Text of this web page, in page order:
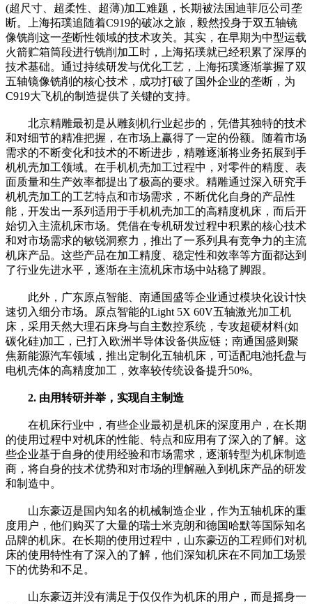
(超尺寸、超柔性、超薄)加工难题，长期被法国迪菲厄公司垄
断。上海拓璞追随着C919的破冰之旅，毅然投身于双五轴镜
像铣削这一垄断性领域的技术攻关。其实，在早期为中型运载
火箭贮箱筒段进行铣削加工时，上海拓璞就已经积累了深厚的
技术基础。通过持续研发与优化工艺，上海拓璞逐渐掌握了双
五轴镜像铣削的核心技术，成功打破了国外企业的垄断，为
C919大飞机的制造提供了关键的支持。
北京精雕最初是从雕刻机行业起步的，凭借其独特的技术
和对细节的精准把握，在市场上赢得了一定的份额。随着市场
需求的不断变化和技术的不断进步，精雕逐渐将业务拓展到手
机机壳加工领域。在手机机壳加工过程中，对零件的精度、表
面质量和生产效率都提出了极高的要求。精雕通过深入研究手
机机壳加工的工艺特点和市场需求，不断优化自身的产品性
能，开发出一系列适用于手机机壳加工的高精度机床，而后开
始切入主流机床市场。凭借在专机研发过程中积累的核心技术
和对市场需求的敏锐洞察力，推出了一系列具有竞争力的主流
机床产品。这些产品在加工精度、稳定性和效率等方面都达到
了行业先进水平，逐渐在主流机床市场中站稳了脚跟。
此外，广东原点智能、南通国盛等企业通过模块化设计快
速切入细分市场。原点智能的Light 5X 60V五轴激光加工机
床，采用天然大理石床身与自主数控系统，专攻超硬材料(如
碳化硅)加工，已打入欧洲半导体设备供应链；南通国盛则聚
焦新能源汽车领域，推出定制化五轴机床，可适配电池托盘与
电机壳体的高精度加工，效率较传统设备提升50%。
2. 由用转研并举，实现自主制造
在机床行业中，有些企业最初是机床的深度用户，在长期
的使用过程中对机床的性能、特点和应用有了深入的了解。这
些企业基于自身的使用经验和市场需求，逐渐转型为机床制造
商，将自身的技术优势和对市场的理解融入到机床产品的研发
和制造中。
山东豪迈是国内知名的机械制造企业，作为五轴机床的重
度用户，他们购买了大量的瑞士米克朗和德国哈默等国际知名
品牌的机床。在长期的使用过程中，山东豪迈的工程师们对机
床的使用特性有了深入的了解，他们深知机床在不同加工场景
下的优势和不足。
山东豪迈并没有满足于仅仅作为机床的用户，而是摇身一